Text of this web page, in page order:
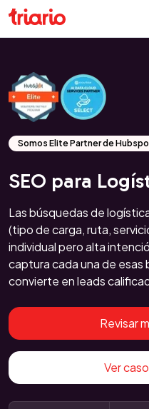
Somos Elite Partner de
SEO para
Las búsquedas de
(tipo de carga, ruta,
individual pero alta
captura cada una de esas
convierte en leads
Revisar
Ver